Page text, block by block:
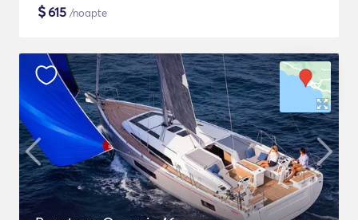
$615 /noapte